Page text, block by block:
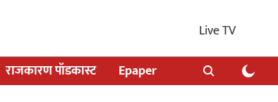
Live TV
राजकारण पॉडकास्ट Epaper